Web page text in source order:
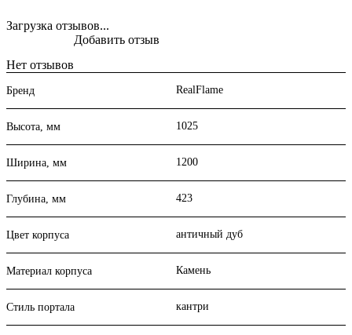
Загрузка отзывов...
Нет отзывов
Добавить отзыв
Бренд RealFlame
Высота, мм 1025
Ширина, мм 1200
Глубина, мм 423
Цвет корпуса античный дуб
Материал корпуса Камень
Стиль портала кантри